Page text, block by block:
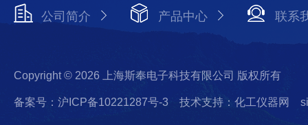
公司简介 产品中心 联系
Copyright © 2026 上海斯奉电子科技有限公司 版权所有
备案号：沪ICP备10221287号-3 技术支持：化工仪器网